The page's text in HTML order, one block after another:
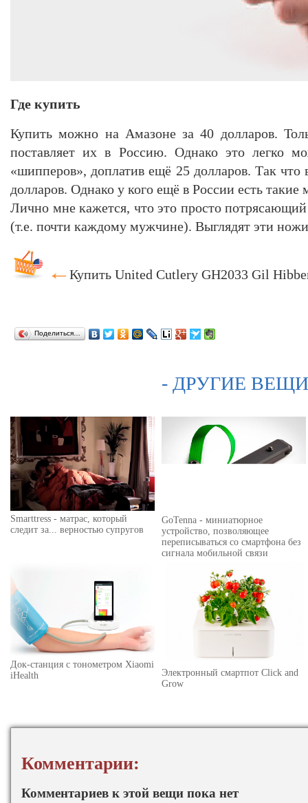
Где купить
Купить можно на Амазоне за 40 долларов.
поставляет их в Россию. Однако это легко
«шипперов», доплатив ещё 25 долларов. Так что
долларов. Однако у кого ещё в России есть такие
Лично мне кажется, что это просто
(т.е. почти каждому мужчине). Выглядят эти
Купить United Cutlery GH2033 Gil
Поделиться…
- ДРУГИЕ
Smarttress - матрас, который
следит за... верностью супругов
GoTenna - миниатюрное
устройство, позволяющее
переписываться со смартфона без
сигнала мобильной связи
Док-станция с тонометром Xiaomi
iHealth
Электронный смартпот Click and
Grow
Комментарии:
Комментариев к этой вещи пока нет